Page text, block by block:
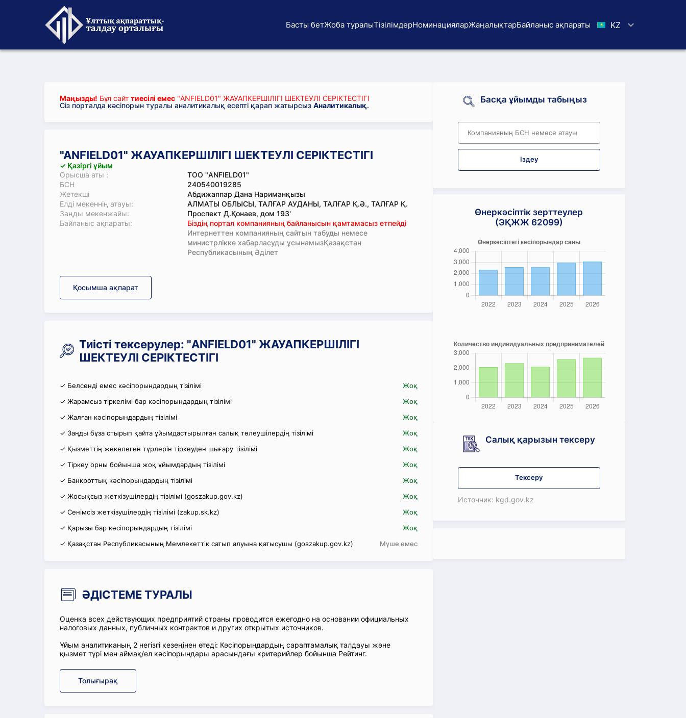
Басты бетЖоба туралыТізілімдерНоминацияларЖаңалықтарБайланыс ақпараты KZ
Маңызды! Бұл сайт тиесілі емес "ANFIELD01" ЖАУАПКЕРШІЛІГІ ШЕКТЕУЛІ СЕРІКТЕСТІГІ
Сіз порталда кәсіпорын туралы аналитикалық есепті қарап жатырсыз Аналитикалық.
"ANFIELD01" ЖАУАПКЕРШІЛІГІ ШЕКТЕУЛІ СЕРІКТЕСТІГІ
✓ Қазіргі ұйым
Орысша аты :
ТОО "ANFIELD01"
БСН
240540019285
Жетекші
Абдижаппар Дана Нариманқызы
Елді мекеннің атауы:
АЛМАТЫ ОБЛЫСЫ, ТАЛҒАР АУДАНЫ, ТАЛҒАР Қ.Ә., ТАЛҒАР Қ.
Заңды мекенжайы:
Проспект Д.Қонаев, дом 193'
Байланыс ақпараты:
Біздің портал компанияның байланысын қамтамасыз етпейді
Интернеттен компанияның сайтын табуды немесе
министрлікке хабарласуды ұсынамызҚазақстан
Республикасының Әділет
Қосымша ақпарат
Тиісті тексерулер: "ANFIELD01" ЖАУАПКЕРШІЛІГІ
ШЕКТЕУЛІ СЕРІКТЕСТІГІ
✓ Белсенді емес кәсіпорындардың тізілімі
Жоқ
✓ Жарамсыз тіркелімі бар кәсіпорындардың тізілімі
Жоқ
✓ Жалған кәсіпорындардың тізілімі
Жоқ
✓ Заңды бұза отырып қайта ұйымдастырылған салық төлеушілердің тізілімі
Жоқ
✓ Қызметтің жекелеген түрлерін тіркеуден шығару тізілімі
Жоқ
✓ Тіркеу орны бойынша жоқ ұйымдардың тізілімі
Жоқ
✓ Банкроттық кәсіпорындардың тізілімі
Жоқ
✓ Жосықсыз жеткізушілердің тізілімі (goszakup.gov.kz)
Жоқ
✓ Сенімсіз жеткізушілердің тізілімі (zakup.sk.kz)
Жоқ
✓ Қарызы бар кәсіпорындардың тізілімі
Жоқ
✓ Қазақстан Республикасының Мемлекеттік сатып алуына қатысушы (goszakup.gov.kz)
Мүше емес
ӘДІСТЕМЕ ТУРАЛЫ
Оценка всех действующих предприятий страны проводится ежегодно на основании официальных
налоговых данных, публичных контрактов и других открытых источников.
Ұйым аналитиканың 2 негізгі кезеңінен өтеді: Кәсіпорындардың сараптамалық талдауы және
қызмет түрі мен аймақ/ел кәсіпорындары арасындағы критерийлер бойынша Рейтинг.
Толығырақ
Басқа ұйымды табыңыз
Іздеу
Өнеркәсіптік зерттеулер
(ЭҚЖЖ 62099)
Салық қарызын тексеру
Тексеру
Источник: kgd.gov.kz